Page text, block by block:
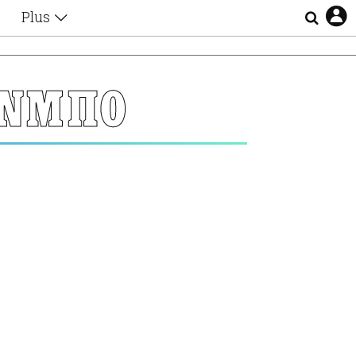
Plus
Αφιερώματα
Ζώδια